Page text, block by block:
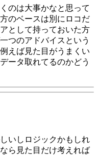
のは大事かなと思って
のベースは別にロコだ
として持っておいた方
つのアドバイスという
えば見た目がうまくい
ータ取れてるのかどう
いしロジックかもしれ
ら見た目だけ考えれば